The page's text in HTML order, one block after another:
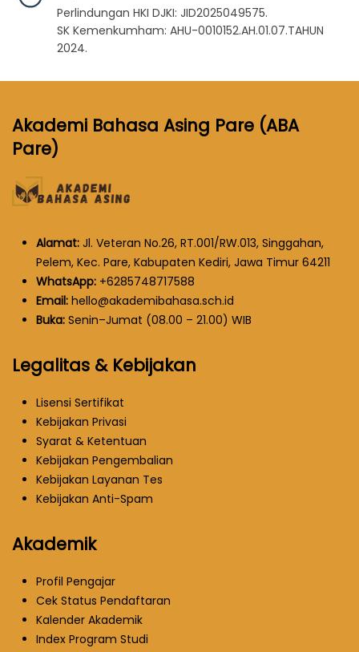
Perlindungan HKI DJKI: JID2025049575.
SK Kemenkumham: AHU-0010152.AH.01.07.TAHUN
2024.
Akademi Bahasa Asing Pare (ABA
Pare)
Alamat: Jl. Veteran No.26, RT.001/RW.013, Singgahan,
Pelem, Kec. Pare, Kabupaten Kediri, Jawa Timur 64211
WhatsApp: +6285748717588
Email: hello@akademibahasa.sch.id
Buka: Senin–Jumat (08.00 – 21.00) WIB
Legalitas & Kebijakan
Lisensi Sertifikat
Kebijakan Privasi
Syarat & Ketentuan
Kebijakan Pengembalian
Kebijakan Layanan Tes
Kebijakan Anti-Spam
Akademik
Profil Pengajar
Cek Status Pendaftaran
Kalender Akademik
Index Program Studi